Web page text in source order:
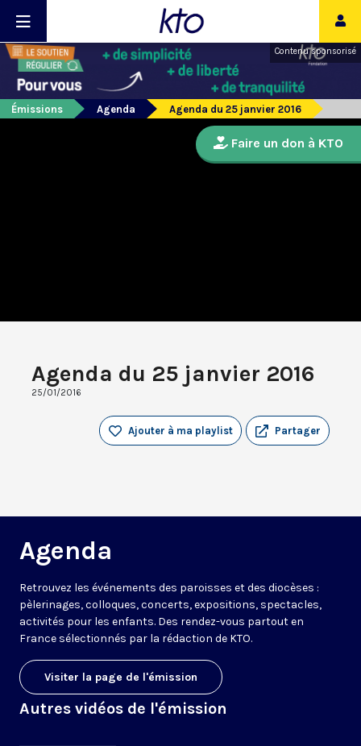
Contenu sponsorisé
Émissions Agenda Agenda du 25 janvier 2016
Agenda du 25 janvier 2016
25/01/2016
Partager
Ajouter à ma playlist
Agenda
Retrouvez les événements des paroisses et des diocèses :
pèlerinages, colloques, concerts, expositions, spectacles,
activités pour les enfants. Des rendez-vous partout en
France sélectionnés par la rédaction de KTO.
Visiter la page de l'émission
Autres vidéos de l'émission
Faire un don à KTO